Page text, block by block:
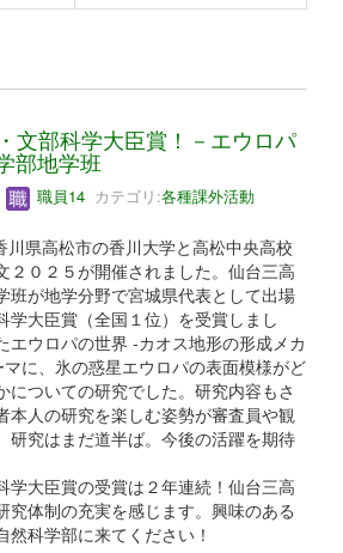
文部科学大臣賞！－エウロパ
部地学班
職員14 カテゴリ:各種課外活動
県高松市の香川大学と高松中央高校
２０２５が開催されました。仙台三高
班が地学分野で宮城県代表として出場
学大臣賞（全国１位）を受賞しまし
エウロパの世界 -カオス地形の形成メカ
に、氷の惑星エウロパの表面模様がど
についての研究でした。研究内容もさ
本人の研究を楽しむ姿勢が審査員や観
研究はまだ道半ば。今後の活躍を期待
大臣賞の受賞は２年連続！仙台三高
究体制の充実を感じます。興味のある
然科学部に来てください！